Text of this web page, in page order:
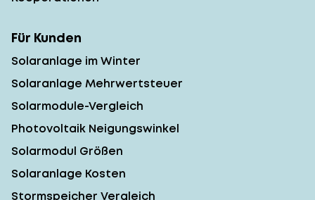
Für Kunden
Solaranlage im Winter
Solaranlage Mehrwertsteuer
Solarmodule-Vergleich
Photovoltaik Neigungswinkel
Solarmodul Größen
Solaranlage Kosten
Stormspeicher Vergleich